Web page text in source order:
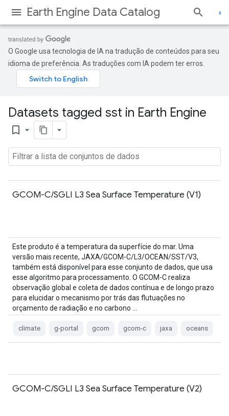
Earth Engine Data Catalog
O Google usa tecnologia de IA na tradução de conteúdos para seu
idioma de preferência. As traduções com IA podem ter erros.
Datasets tagged sst in Earth Engine
bookmark_border
GCOM-C/SGLI L3 Sea Surface Temperature (V1)
Este produto é a temperatura da superfície do mar. Uma
versão mais recente, JAXA/GCOM-C/L3/OCEAN/SST/V3,
também está disponível para esse conjunto de dados, que usa
esse algoritmo para processamento. O GCOM-C realiza
observação global e coleta de dados contínua e de longo prazo
para elucidar o mecanismo por trás das flutuações no
orçamento de radiação e no carbono …
climate g-portal gcom gcom-c jaxa oceans
GCOM-C/SGLI L3 Sea Surface Temperature (V2)